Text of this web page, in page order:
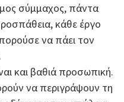
σύμμαχος, πάντα
κάθε έργο
να πάει τον
και βαθιά προσωπική.
να περιγράψουν τη